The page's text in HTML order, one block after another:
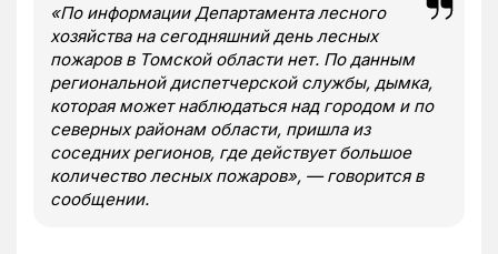
«По информации Департамента лесного
хозяйства на сегодняшний день лесных
пожаров в Томской области нет. По данным
региональной диспетчерской службы, дымка,
которая может наблюдаться над городом и по
северных районам области, пришла из
соседних регионов, где действует большое
количество лесных пожаров», — говорится в
сообщении.